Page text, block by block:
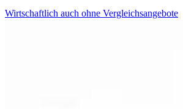
Wirtschaftlich auch ohne Vergleichsangebote